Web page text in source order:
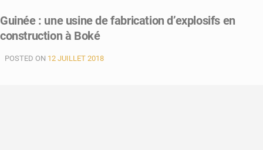
Guinée : une usine de fabrication d’explosifs en
construction à Boké
POSTED ON 12 JUILLET 2018